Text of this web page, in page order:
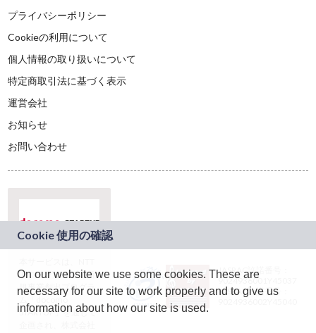
プライバシーポリシー
Cookieの利用について
個人情報の取り扱いについて
特定商取引法に基づく表示
運営会社
お知らせ
お問い合わせ
ドコモグループの新
規事業創出プログラ
ム「docomo
STARTUP」を通じて
JASRAC許諾番号：
9024936001Y45037
JASRAC許諾番号：
On our website we use some cookies. These are
necessary for our site to work properly and to give us
information about how our site is used.